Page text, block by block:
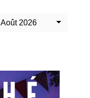
Août 2026